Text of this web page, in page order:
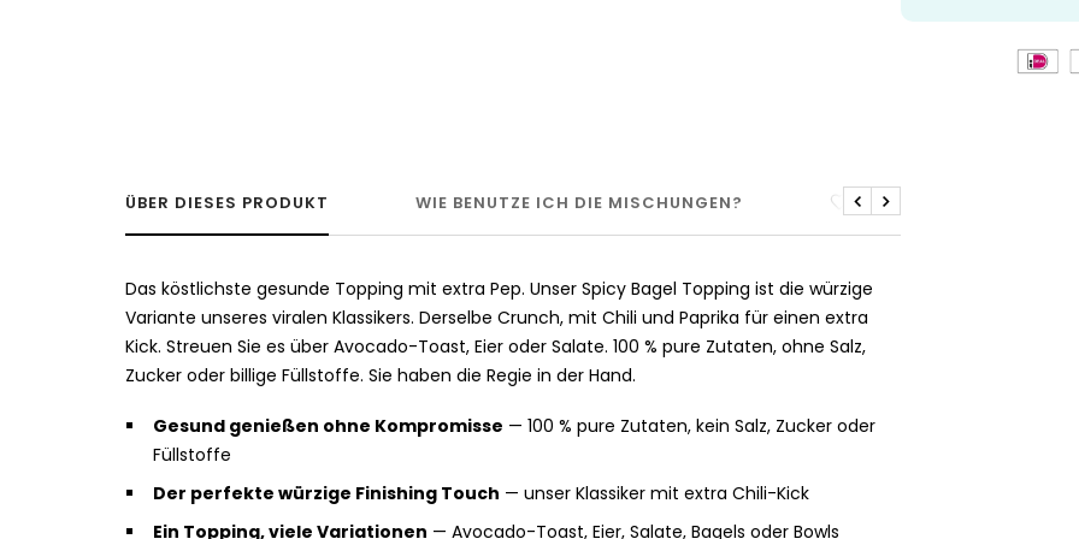
ÜBER DIESES PRODUKT WIE BENUTZE ICH DIE MISCHUNGEN? ZuletztNächste
Das köstlichste gesunde Topping mit extra Pep. Unser Spicy Bagel Topping ist die würzige
Variante unseres viralen Klassikers. Derselbe Crunch, mit Chili und Paprika für einen extra
Kick. Streuen Sie es über Avocado-Toast, Eier oder Salate. 100 % pure Zutaten, ohne Salz,
Zucker oder billige Füllstoffe. Sie haben die Regie in der Hand.
Gesund genießen ohne Kompromisse — 100 % pure Zutaten, kein Salz, Zucker oder
Füllstoffe
Der perfekte würzige Finishing Touch — unser Klassiker mit extra Chili-Kick
Ein Topping, viele Variationen — Avocado-Toast, Eier, Salate, Bagels oder Bowls